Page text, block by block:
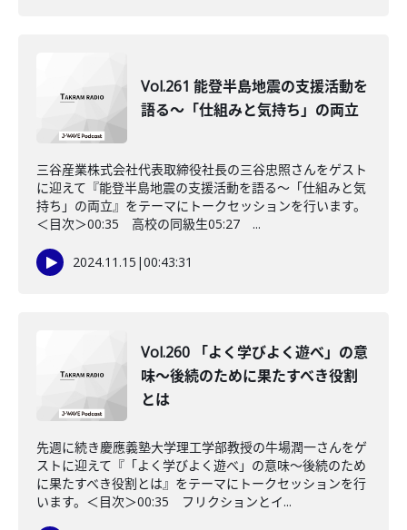
Vol.261 能登半島地震の支援活動を
語る～「仕組みと気持ち」の両立
三谷産業株式会社代表取締役社長の三谷忠照さんをゲスト
に迎えて『能登半島地震の支援活動を語る～「仕組みと気
持ち」の両立』をテーマにトークセッションを行います。
＜目次＞00:35 高校の同級生05:27 ...
2024.11.15 |00:43:31
Vol.260 「よく学びよく遊べ」の意
味〜後続のために果たすべき役割
とは
先週に続き慶應義塾大学理工学部教授の牛場潤一さんをゲ
ストに迎えて『「よく学びよく遊べ」の意味〜後続のため
に果たすべき役割とは』をテーマにトークセッションを行
います。＜目次＞00:35 フリクションとイ...